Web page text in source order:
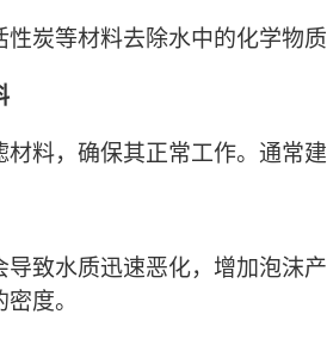
炭等材料去除水中的化学物质
料，确保其正常工作。通常
导致水质迅速恶化，增加泡沫
度。